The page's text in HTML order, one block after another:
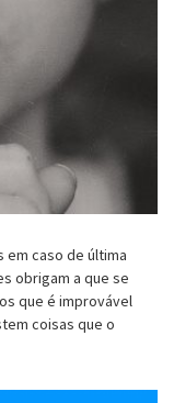
em caso de última
obrigam a que se
que é improvável
coisas que o